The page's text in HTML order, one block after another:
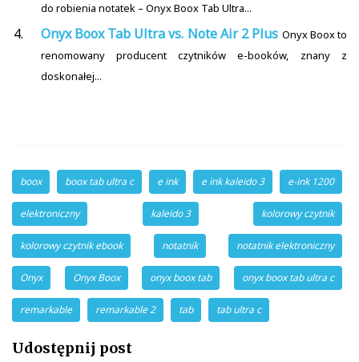
do robienia notatek – Onyx Boox Tab Ultra...
Onyx Boox Tab Ultra vs. Note Air 2 Plus Onyx Boox to
renomowany producent czytników e-booków, znany z
doskonałej...
boox boox tab ultra c e ink e ink kaleido 3 e-ink 1200
elektroniczny kaleido 3 kolorowy czytnik
kolorowy czytnik ebook notatnik notatnik elektroniczny
Onyx Onyx Boox onyx boox tab onyx boox tab ultra c
remarkable remarkable 2 tab tab ultra c
Udostępnij post